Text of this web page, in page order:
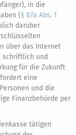
in die
(§ 87a Abs. 1
darüber
über das Internet
schriftlich und
für die Zukunft
eine
und die
Finanzbehörde per
tätigen